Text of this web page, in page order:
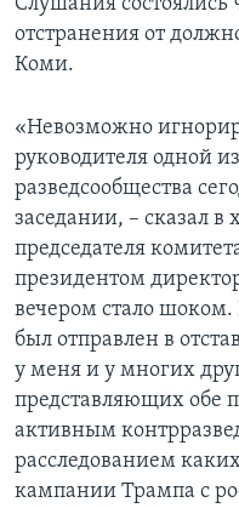
отстранения от
Коми.
«Невозможно
руководителя одной
разведсообщества
заседании, – сказал в
председателя
президентом
вечером стало
был отправлен в
у меня и у многих
представляющих обе
активным
расследованием
кампании Трампа с